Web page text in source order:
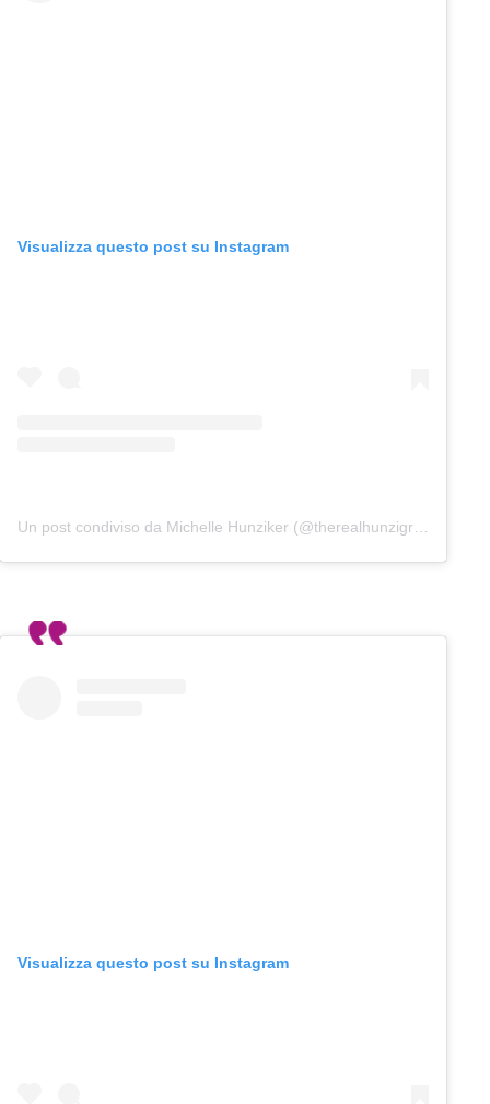
Visualizza questo post su Instagram
Un post condiviso da Michelle Hunziker (@therealhunzigram)
Visualizza questo post su Instagram